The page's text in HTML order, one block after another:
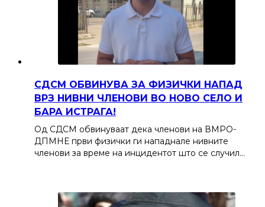
СДСМ ОБВИНУВА ЗА ФИЗИЧКИ НАПАД
ВРЗ НИВНИ ЧЛЕНОВИ ВО НОВО СЕЛО И
БАРА ИСТРАГА!
Од СДСМ обвинуваат дека членови на ВМРО-
ДПМНЕ први физички ги нападнале нивните
членови за време на инцидентот што се случил…